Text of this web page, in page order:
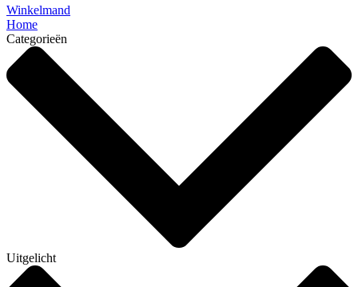
Winkelmand
Home
Categorieën
Uitgelicht